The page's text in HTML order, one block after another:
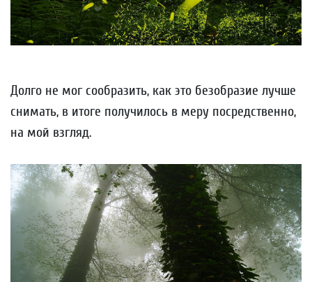
Долго не мог сообразить, как это безобразие лучше
снимать, в итоге получилось в меру посредственно,
на мой взгляд.